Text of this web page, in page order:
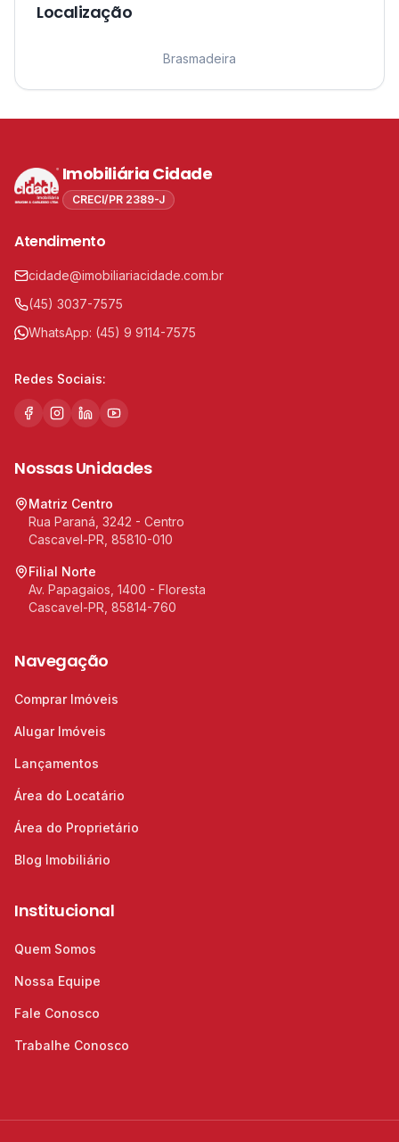
Localização
Brasmadeira
Imobiliária Cidade
CRECI/PR 2389-J
Atendimento
cidade@imobiliariacidade.com.br
(45) 3037-7575
WhatsApp: (45) 9 9114-7575
Redes Sociais:
Nossas Unidades
Matriz Centro
Rua Paraná, 3242 - Centro
Cascavel-PR, 85810-010
Filial Norte
Av. Papagaios, 1400 - Floresta
Cascavel-PR, 85814-760
Navegação
Comprar Imóveis
Alugar Imóveis
Lançamentos
Área do Locatário
Área do Proprietário
Blog Imobiliário
Institucional
Quem Somos
Nossa Equipe
Fale Conosco
Trabalhe Conosco